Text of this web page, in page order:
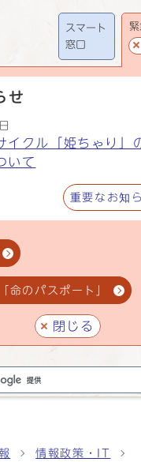
スマート
窓口
せ
イクル「姫ちゃり」
いて
重要なお知
命のパスポート」
閉じる
情報政策・IT